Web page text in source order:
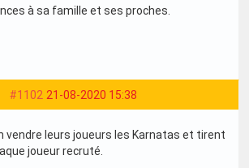
à sa famille et ses proches.
#1102 21-08-2020 15:38
vendre leurs joueurs les Karnatas et tirent
joueur recruté.